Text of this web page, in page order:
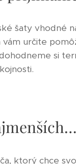
šaty vhodné
vám určite
si
ktorý chce